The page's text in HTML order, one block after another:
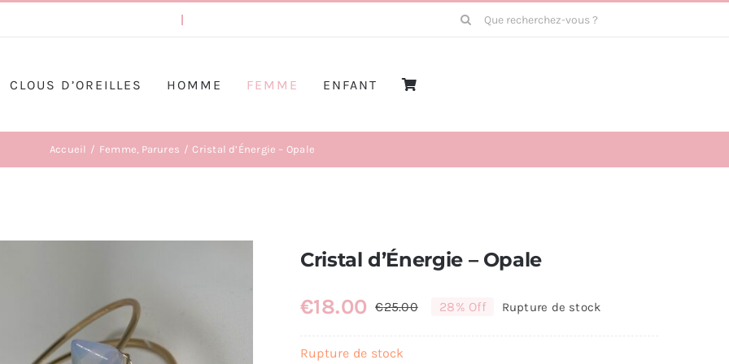
Rechercher:
CLOUS D’OREILLES HOMME FEMME ENFANT
Accueil Femme Parures Cristal d’Énergie – Opale
Cristal d’Énergie – Opale
€25.00Le
€18.00
Le
28% Off Rupture de stock
Rupture de stock